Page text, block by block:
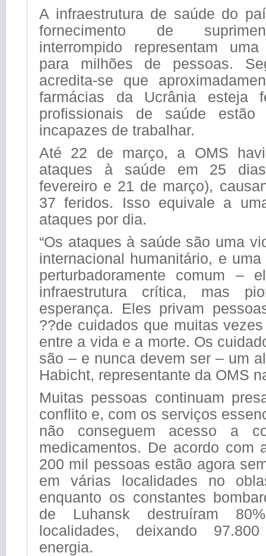
A infraestrutura de saúde do
fornecimento de
interrompido representam
para milhões de pessoas.
acredita-se que
farmácias da Ucrânia esteja
profissionais de saúde estão
incapazes de trabalhar.
Até 22 de março, a OMS
ataques à saúde em 25
fevereiro e 21 de março),
37 feridos. Isso equivale a
ataques por dia.
“Os ataques à saúde são uma
internacional humanitário, e
perturbadoramente comum –
infraestrutura crítica, mas
esperança. Eles privam
??de cuidados que muitas
entre a vida e a morte. Os
são – e nunca devem ser – um
Habicht, representante da OMS
Muitas pessoas continuam
conflito e, com os serviços
não conseguem acesso a
medicamentos. De acordo com
200 mil pessoas estão agora
em várias localidades no
enquanto os constantes
de Luhansk destruíram
localidades, deixando
energia.